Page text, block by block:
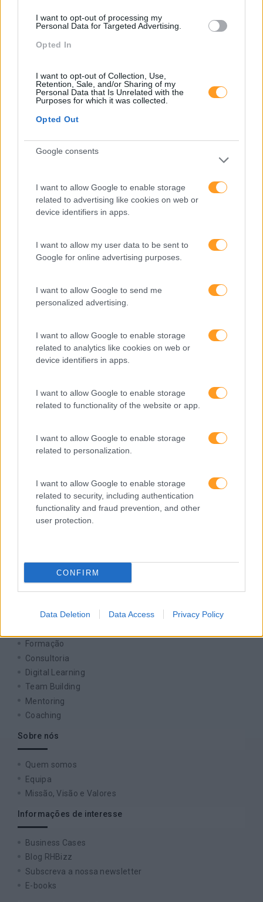
I want to opt-out of processing my
Personal Data for Targeted Advertising.
Opted In
I want to opt-out of Collection, Use,
Retention, Sale, and/or Sharing of my
Personal Data that Is Unrelated with the
Purposes for which it was collected.
Opted Out
Google consents
I want to allow Google to enable storage
related to advertising like cookies on web or
device identifiers in apps.
I want to allow my user data to be sent to
Google for online advertising purposes.
I want to allow Google to send me
personalized advertising.
I want to allow Google to enable storage
related to analytics like cookies on web or
device identifiers in apps.
I want to allow Google to enable storage
related to functionality of the website or app.
I want to allow Google to enable storage
related to personalization.
I want to allow Google to enable storage
related to security, including authentication
functionality and fraud prevention, and other
user protection.
CONFIRM
Data Deletion Data Access Privacy Policy
Formações ajustadas
ao seu negócio
FORMAÇÕES À
Provocamos e aceleramos processos de mudança com a
SKOLAE Formação
Somos a filial portuguesa do grupo SKOLAE Formation,
empresa europeia multiespecializada no desenvolvimento
de competências e soluções de aprendizagem. Estamos
em Portugal desde 1998.
Soluções
Formação
Consultoria
Digital Learning
Team Building
Mentoring
Coaching
Sobre nós
Quem somos
Equipa
Missão, Visão e Valores
Informações de interesse
Business Cases
Blog RHBizz
Subscreva a nossa newsletter
E-books